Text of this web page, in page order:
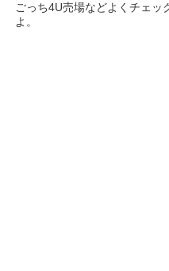
ごっち4U売場などよくチェッ
よ。